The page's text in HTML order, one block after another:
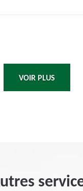
VOIR PLUS